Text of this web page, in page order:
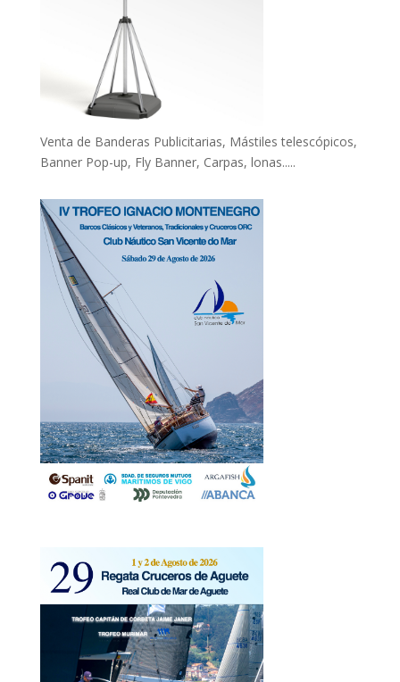
Venta de Banderas Publicitarias, Mástiles telescópicos,
Banner Pop-up, Fly Banner, Carpas, lonas.....